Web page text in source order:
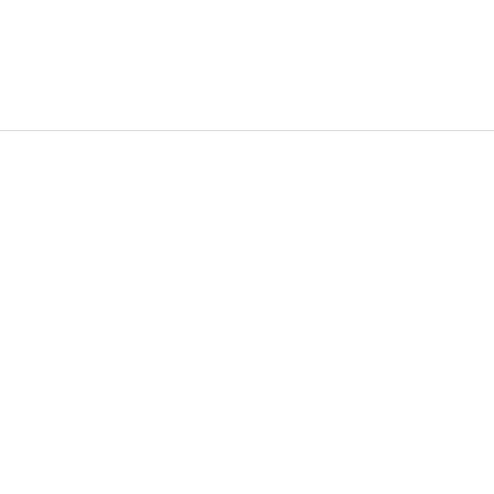
Плодовете са и естествен източник на